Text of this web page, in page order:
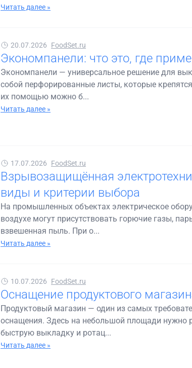
Читать далее »
20.07.2026 FoodSet.ru
Экономпанели: что это, где
Экономпанели — универсальное решение для
собой перфорированные листы, которые
их помощью можно б...
Читать далее »
17.07.2026 FoodSet.ru
Взрывозащищённая
виды и критерии выбора
На промышленных объектах электрическое
воздухе могут присутствовать горючие газы,
взвешенная пыль. При о...
Читать далее »
10.07.2026 FoodSet.ru
Оснащение продуктового
Продуктовый магазин — один из самых
оснащения. Здесь на небольшой площади нужно
быструю выкладку и ротац...
Читать далее »